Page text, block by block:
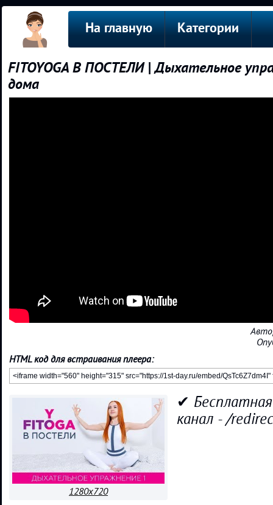
На главную Категории
FITOYOGA В ПОСТЕЛИ | Дыхательное
дома
HTML код для встраивания плеера:
1280x720
✔
канал - /